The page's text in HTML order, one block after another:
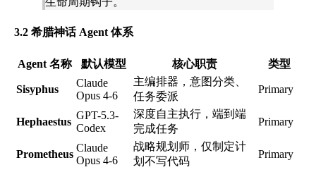
3.2 希腊神话 Agent 体系
Agent 名称 默认模型 核心职责 类型
Sisyphus
Claude
Opus 4-6
主编排器，意图分类、
任务委派
Primary
Hephaestus
GPT-5.3-
Codex
深度自主执行，端到端
完成任务
Primary
Prometheus
Claude
Opus 4-6
战略规划师，仅制定计
划不写代码
Primary